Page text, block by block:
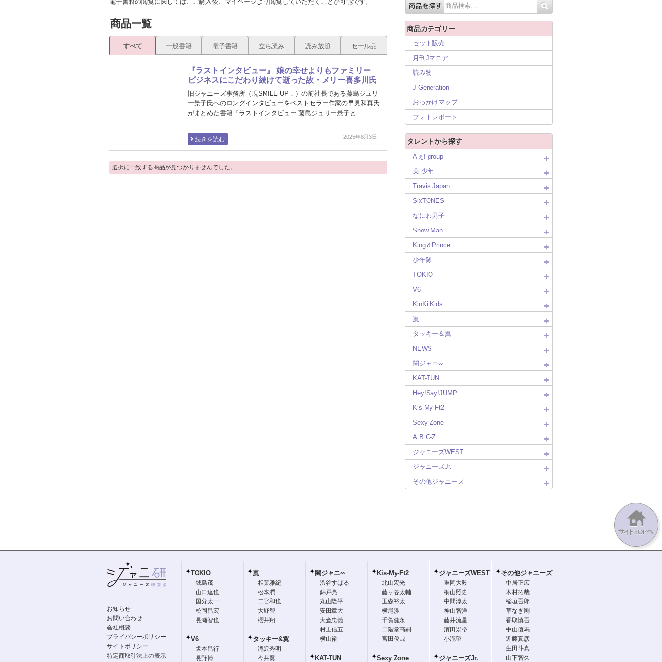
電子書籍の閲覧に関しては、ご購入後、マイページより閲覧していただくことが可能です。
商品一覧
すべて 一般書籍 電子書籍 立ち読み 読み放題 セール品
『ラストインタビュー』 娘の幸せよりもファミリー
ビジネスにこだわり続けて逝った故・メリー喜多川氏
旧ジャニーズ事務所（現SMILE-UP．）の前社長である藤島ジュリ
ー景子氏へのロングインタビューをベストセラー作家の早見和真氏
がまとめた書籍『ラストインタビュー 藤島ジュリー景子と...
続きを読む 2025年8月3日
選択に一致する商品が見つかりませんでした。
商品カテゴリー
セット販売
月刊Jマニア
読み物
J-Generation
おっかけマップ
フォトレポート
タレントから探す
Aぇ! group
美 少年
Travis Japan
SixTONES
なにわ男子
Snow Man
King＆Prince
少年隊
TOKIO
V6
KinKi Kids
嵐
タッキー＆翼
NEWS
関ジャニ∞
KAT-TUN
Hey!Say!JUMP
Kis-My-Ft2
Sexy Zone
A.B.C-Z
ジャニーズWEST
ジャニーズJr.
その他ジャニーズ
お知らせ
お問い合わせ
会社概要
プライバシーポリシー
サイトポリシー
特定商取引法上の表示
TOKIO
城島茂
山口達也
国分太一
松岡昌宏
長瀬智也
V6
坂本昌行
長野博
嵐
相葉雅紀
松本潤
二宮和也
大野智
櫻井翔
タッキー&翼
滝沢秀明
今井翼
関ジャニ∞
渋谷すばる
錦戸亮
丸山隆平
安田章大
大倉忠義
村上信五
横山裕
KAT-TUN
Kis-My-Ft2
北山宏光
藤ヶ谷太輔
玉森裕太
横尾渉
千賀健永
二階堂高嗣
宮田俊哉
Sexy Zone
ジャニーズWEST
重岡大毅
桐山照史
中間淳太
神山智洋
藤井流星
濱田崇裕
小瀧望
ジャニーズJr.
その他ジャニーズ
中居正広
木村拓哉
稲垣吾郎
草なぎ剛
香取慎吾
中山優馬
近藤真彦
生田斗真
山下智久